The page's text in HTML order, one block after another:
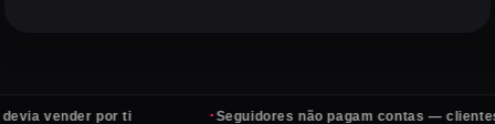
por ti Seguidores não pagam contas — clientes sim